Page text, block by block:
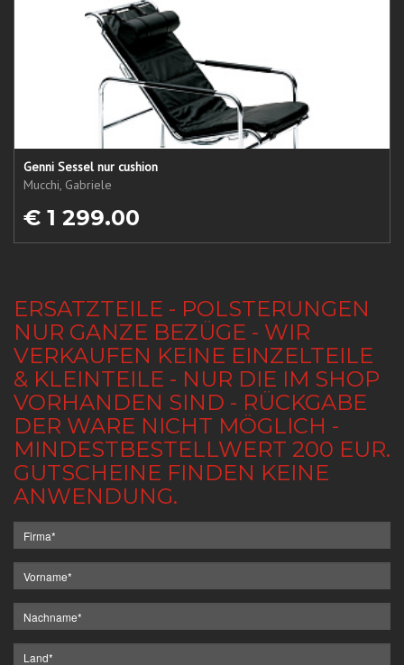
Genni Sessel nur cushion
Mucchi, Gabriele
€ 1 299.00
ERSATZTEILE - POLSTERUNGEN
NUR GANZE BEZÜGE - WIR
VERKAUFEN KEINE EINZELTEILE
& KLEINTEILE - NUR DIE IM SHOP
VORHANDEN SIND - RÜCKGABE
DER WARE NICHT MÖGLICH -
MINDESTBESTELLWERT 200 EUR.
GUTSCHEINE FINDEN KEINE
ANWENDUNG.